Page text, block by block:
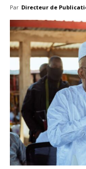
Par Directeur de